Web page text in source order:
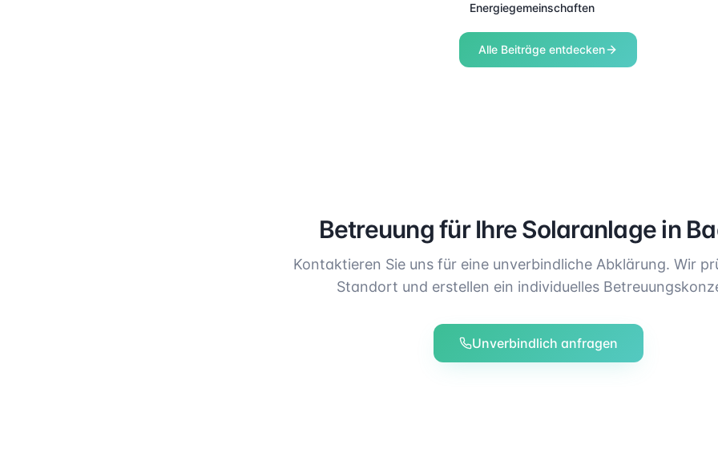
Energiegemeinschaften
Alle Beiträge entdecken
Betreuung für Ihre Solaranlage in
Kontaktieren Sie uns für eine unverbindliche Abklärung. Wir
Standort und erstellen ein individuelles
Unverbindlich anfragen